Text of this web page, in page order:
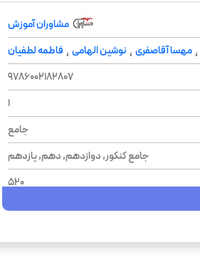
مشاوران آموزش
،مهسا آقاصفری ، نوشین الهامی ، فاطمه لطفیان
9786002182807
1
جامع
جامع کنکور, دوازدهم, دهم, یازدهم
520
1405